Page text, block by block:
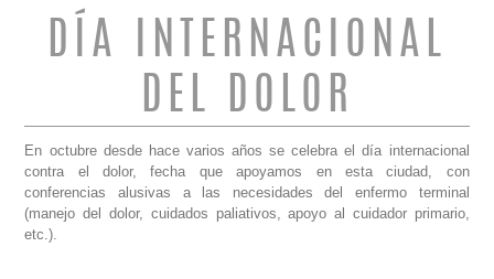
BÚSQUEDA
DÍA INTERNACIONAL
DEL DOLOR
En octubre desde hace varios años se celebra el día internacional
contra el dolor, fecha que apoyamos en esta ciudad, con
conferencias alusivas a las necesidades del enfermo terminal
(manejo del dolor, cuidados paliativos, apoyo al cuidador primario,
etc.).